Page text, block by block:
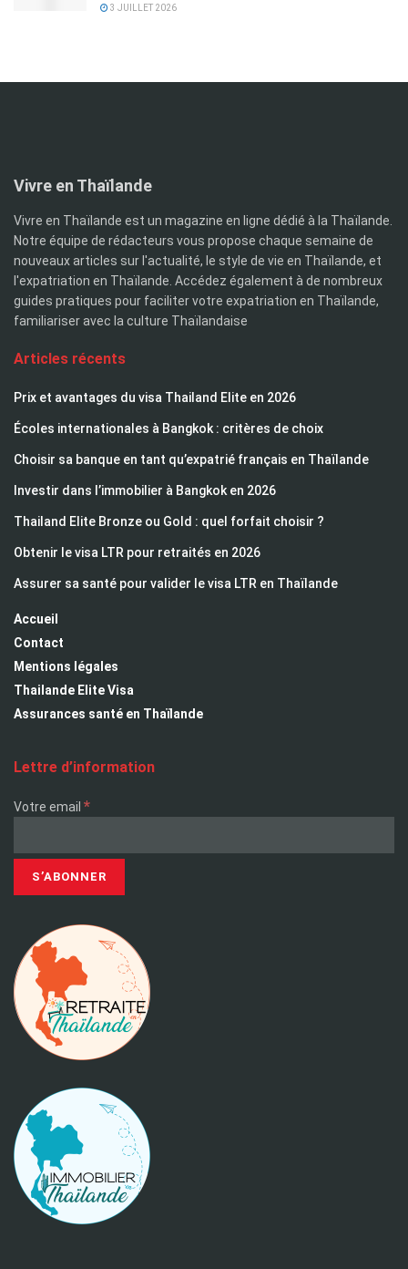
3 JUILLET 2026
Vivre en Thaïlande
Vivre en Thaïlande est un magazine en ligne dédié à la Thaïlande.
Notre équipe de rédacteurs vous propose chaque semaine de
nouveaux articles sur l'actualité, le style de vie en Thaïlande, et
l'expatriation en Thaïlande. Accédez également à de nombreux
guides pratiques pour faciliter votre expatriation en Thaïlande,
familiariser avec la culture Thaïlandaise
Articles récents
Prix et avantages du visa Thailand Elite en 2026
Écoles internationales à Bangkok : critères de choix
Choisir sa banque en tant qu’expatrié français en Thaïlande
Investir dans l’immobilier à Bangkok en 2026
Thailand Elite Bronze ou Gold : quel forfait choisir ?
Obtenir le visa LTR pour retraités en 2026
Assurer sa santé pour valider le visa LTR en Thaïlande
Accueil
Contact
Mentions légales
Thailande Elite Visa
Assurances santé en Thaïlande
Lettre d’information
Votre email *